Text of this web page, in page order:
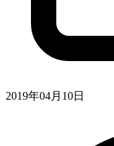
2019年04月10日